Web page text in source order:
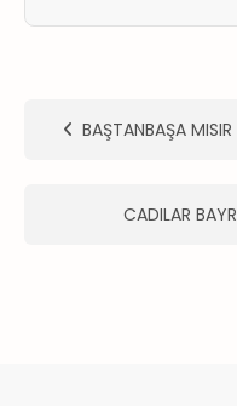
BAŞTANBAŞA
CADILAR